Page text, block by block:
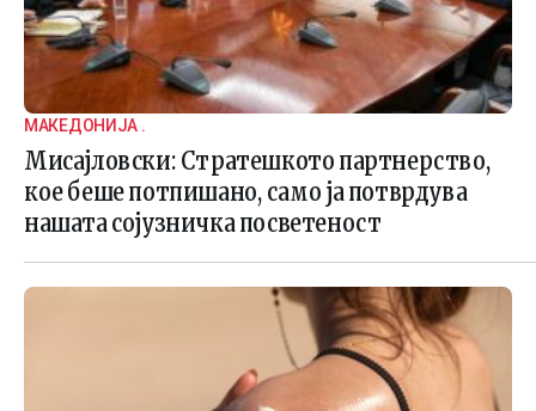
МАКЕДОНИЈА .
Мисајловски: Стратешкото партнерство,
кое беше потпишано, само ја потврдува
нашата сојузничка посветеност